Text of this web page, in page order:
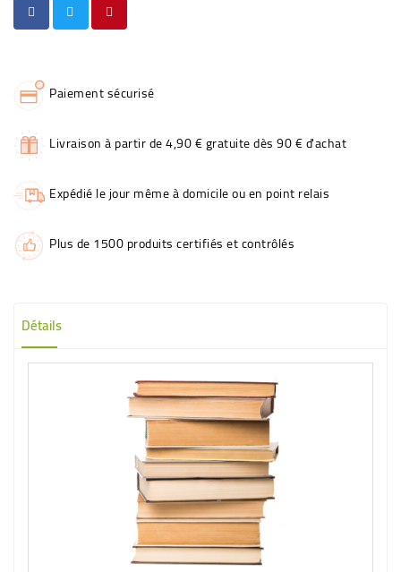
Paiement sécurisé
Livraison à partir de 4,90 € gratuite dès 90 € d'achat
Expédié le jour même à domicile ou en point relais
Plus de 1500 produits certifiés et contrôlés
Détails